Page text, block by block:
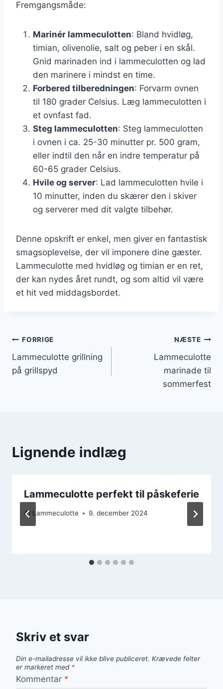
Fremgangsmåde:
Marinér lammeculotten: Bland hvidløg,
timian, olivenolie, salt og peber i en skål.
Gnid marinaden ind i lammeculotten og lad
den marinere i mindst en time.
Forbered tilberedningen: Forvarm ovnen
til 180 grader Celsius. Læg lammeculotten i
et ovnfast fad.
Steg lammeculotten: Steg lammeculotten
i ovnen i ca. 25-30 minutter pr. 500 gram,
eller indtil den når en indre temperatur på
60-65 grader Celsius.
Hvile og server: Lad lammeculotten hvile i
10 minutter, inden du skærer den i skiver
og serverer med dit valgte tilbehør.
Denne opskrift er enkel, men giver en fantastisk
smagsoplevelse, der vil imponere dine gæster.
Lammeculotte med hvidløg og timian er en ret,
der kan nydes året rundt, og som altid vil være
et hit ved middagsbordet.
Indlægsnavigation
FORRIGE
Lammeculotte grillning
på grillspyd
NÆSTE
Lammeculotte
marinade til
sommerfest
Lignende indlæg
Lammeculotte perfekt til påskeferie
Af Lammeculotte 9. december 2024
Skriv et svar
Din e-mailadresse vil ikke blive publiceret. Krævede felter
er markeret med *
Kommentar *